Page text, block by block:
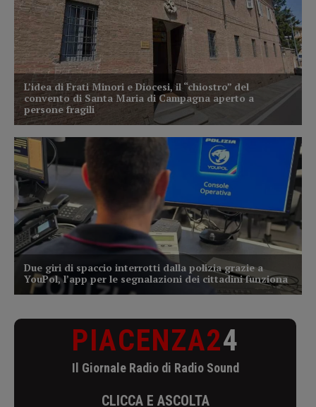
PIACENZA24
Il Giornale Radio di Radio Sound
CLICCA E ASCOLTA